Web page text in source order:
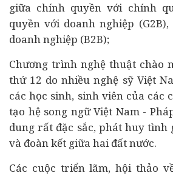
giữa chính quyền với chính
quyền với doanh nghiệp
doanh nghiệp (B2B);
Chương trình nghệ thuật chào
thứ 12 do nhiều nghệ sỹ Việt
các học sinh, sinh viên của các
tạo hệ song ngữ Việt Nam -
dung rất đặc sắc, phát huy tình
và đoàn kết giữa hai đất nước.
Các cuộc triển lãm, hội thảo